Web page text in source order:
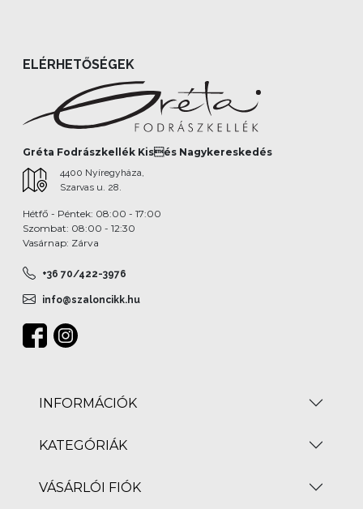
ELÉRHETŐSÉGEK
Gréta Fodrászkellék Kisés Nagykereskedés
4400 Nyíregyháza,
Szarvas u. 28.
Hétfő - Péntek: 08:00 - 17:00
Szombat: 08:00 - 12:30
Vasárnap: Zárva
+36 70/422-3976
info@szaloncikk.hu
INFORMÁCIÓK
KATEGÓRIÁK
VÁSÁRLÓI FIÓK